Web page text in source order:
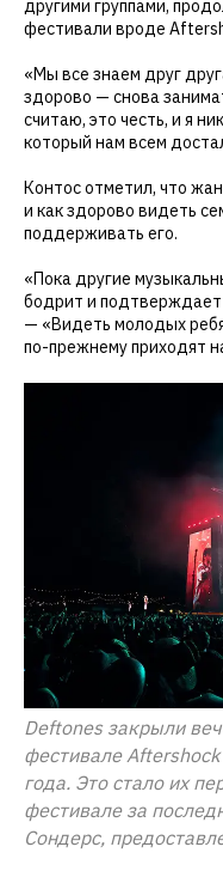
другими группами,
фестивали вроде
«Мы все знаем друг
здорово — снова
считаю, это честь, и я
который нам всем
Контос отметил, что
и как здорово видеть
поддерживать его.
«Пока другие
бодрит и подтверждает
— «Видеть молодых
по-прежнему приходят
Deftones закрыли
фестивале
года. Это стало их
фестивале за
Сондерс,